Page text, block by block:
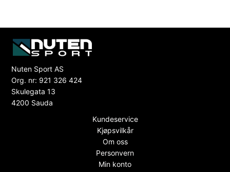
Nuten Sport AS
Org. nr: 921 326 424
Skulegata 13
4200 Sauda
Kundeservice
Kjøpsvilkår
Om oss
Personvern
Min konto